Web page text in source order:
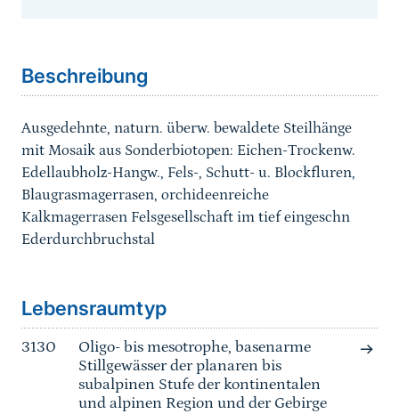
Beschreibung
Ausgedehnte, naturn. überw. bewaldete Steilhänge
mit Mosaik aus Sonderbiotopen: Eichen-Trockenw.
Edellaubholz-Hangw., Fels-, Schutt- u. Blockfluren,
Blaugrasmagerrasen, orchideenreiche
Kalkmagerrasen Felsgesellschaft im tief eingeschn
Ederdurchbruchstal
Lebensraumtyp
3130
Oligo- bis mesotrophe, basenarme
Stillgewässer der planaren bis
subalpinen Stufe der kontinentalen
und alpinen Region und der Gebirge